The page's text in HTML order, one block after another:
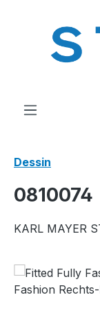
Dessin
0810074
KARL MAYER
Ignorer la